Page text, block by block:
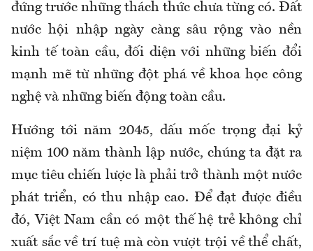
đứng trước những thách thức chưa từng có. Đất
nước hội nhập ngày càng sâu rộng vào nền
kinh tế toàn cầu, đối diện với những biến đổi
mạnh mẽ từ những đột phá về khoa học công
nghệ và những biến động toàn cầu.
Hướng tới năm 2045, dấu mốc trọng đại kỷ
niệm 100 năm thành lập nước, chúng ta đặt ra
mục tiêu chiến lược là phải trở thành một nước
phát triển, có thu nhập cao. Để đạt được điều
đó, Việt Nam cần có một thế hệ trẻ không chỉ
xuất sắc về trí tuệ mà còn vượt trội về thể chất,